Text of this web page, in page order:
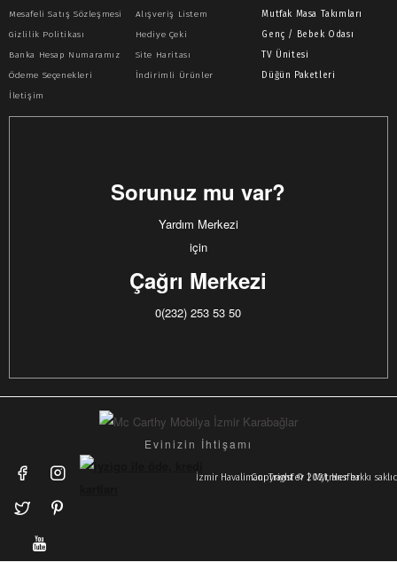
Mesafeli Satış Sözleşmesi
Gizlilik Politikası
Banka Hesap Numaramız
Ödeme Seçenekleri
İletişim
Alışveriş Listem
Hediye Çeki
Site Haritası
İndirimli Ürünler
Mutfak Masa Takımları
Genç / Bebek Odası
TV Ünitesi
Düğün Paketleri
Sorunuz mu var?
Yardım Merkezi
için
Çağrı Merkezi
0(232) 253 53 50
Evinizin İhtişamı
İzmir Havalimanı Transfer | Mytransfer
Copyright © 2021, Her hakkı